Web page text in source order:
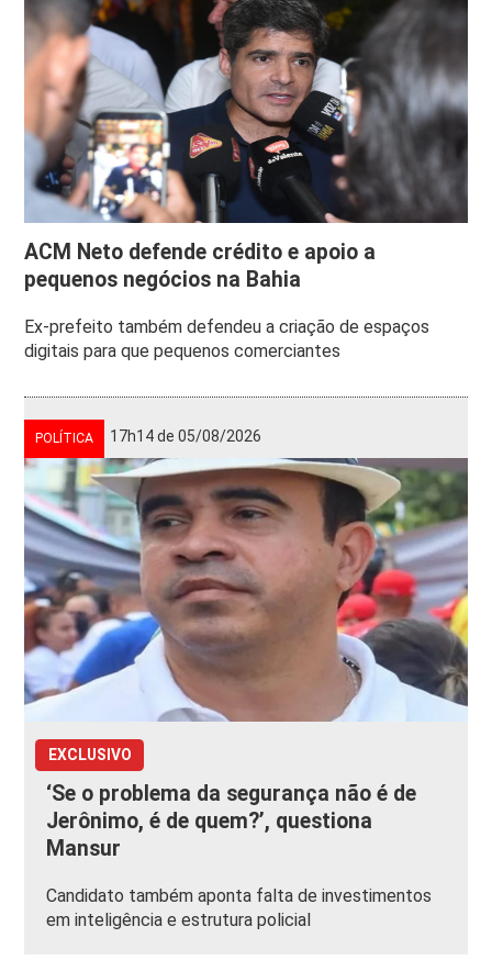
ACM Neto defende crédito e apoio a
pequenos negócios na Bahia
Ex-prefeito também defendeu a criação de espaços
digitais para que pequenos comerciantes
POLÍTICA 17h14 de 05/08/2026
EXCLUSIVO
‘Se o problema da segurança não é de
Jerônimo, é de quem?’, questiona
Mansur
Candidato também aponta falta de investimentos
em inteligência e estrutura policial